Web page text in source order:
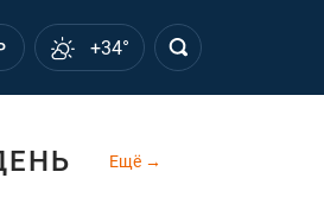
+34°
Ещё